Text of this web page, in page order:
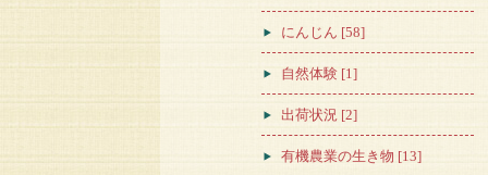
にんじん [58]
自然体験 [1]
出荷状況 [2]
有機農業の生き物 [13]